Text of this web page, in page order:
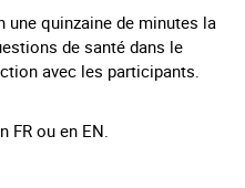
une quinzaine de minutes la
de santé dans le
avec les participants.
ou en EN.